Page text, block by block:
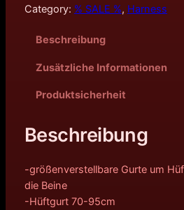
g
l
i
c
e
r
P
e
P
s
Category: % SALE %, Harness
Beschreibung
Zusätzliche Informationen
Produktsicherheit
Beschreibung
-größenverstellbare Gurte um
die Beine
-Hüftgurt 70-95cm